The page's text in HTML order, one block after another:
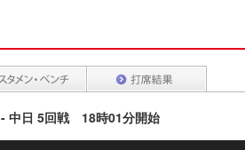
中日 5回戦 18時01分開始